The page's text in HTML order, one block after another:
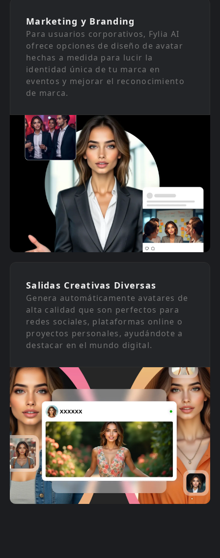
Marketing y Branding
Para usuarios corporativos, Fylia AI
ofrece opciones de diseño de avatar
hechas a medida para lucir la
identidad única de tu marca en
eventos y mejorar el reconocimiento
de marca.
Salidas Creativas Diversas
Genera automáticamente avatares de
alta calidad que son perfectos para
redes sociales, plataformas online o
proyectos personales, ayudándote a
destacar en el mundo digital.